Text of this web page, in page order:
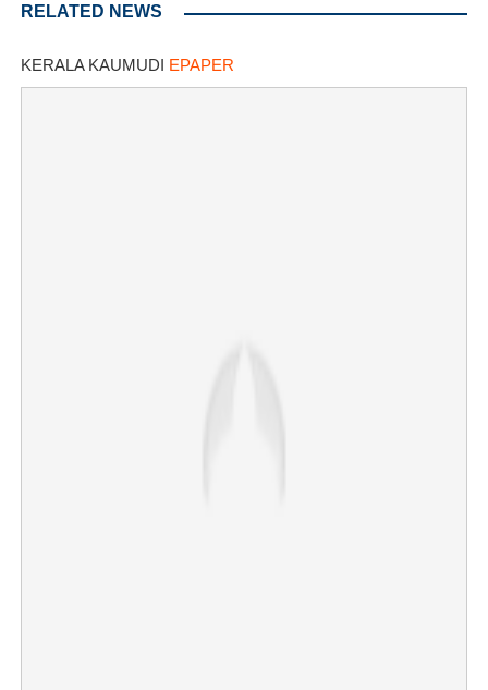
RELATED NEWS
KERALA KAUMUDI EPAPER